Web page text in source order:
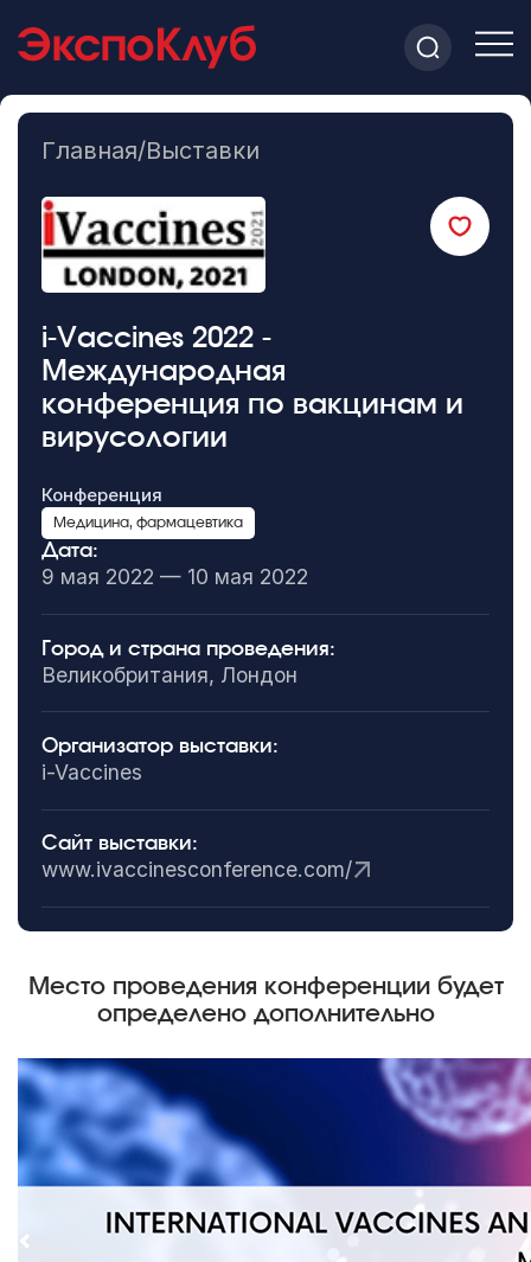
Главная/Выставки
i-Vaccines 2022 -
Международная
конференция по вакцинам и
вирусологии
Конференция
Медицина, фармацевтика
Дата:
9 мая 2022 — 10 мая 2022
Город и страна проведения:
Великобритания, Лондон
Организатор выставки:
i-Vaccines
Сайт выставки:
www.ivaccinesconference.com/
Место проведения конференции будет
определено дополнительно